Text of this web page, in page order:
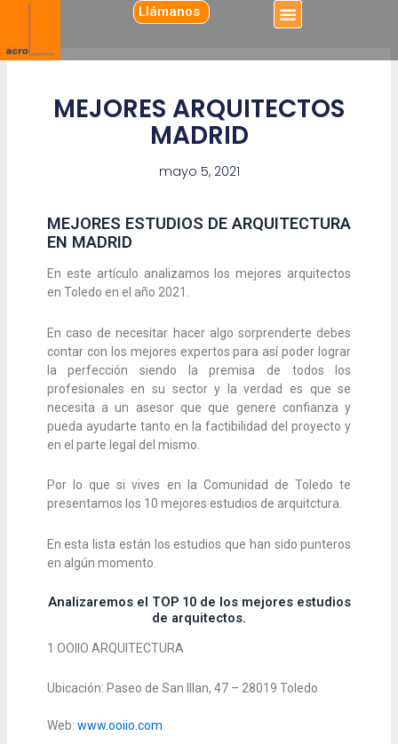
contenido
Llámanos Menú
MEJORES ARQUITECTOS
MADRID
mayo 5, 2021
MEJORES ESTUDIOS DE ARQUITECTURA
EN MADRID
En este artículo analizamos los mejores arquitectos
en Toledo en el año 2021.
En caso de necesitar hacer algo sorprenderte debes
contar con los mejores expertos para así poder lograr
la perfección siendo la premisa de todos los
profesionales en su sector y la verdad es que se
necesita a un asesor que que genere confianza y
pueda ayudarte tanto en la factibilidad del proyecto y
en el parte legal del mismo.
Por lo que si vives en la Comunidad de Toledo te
presentamos los 10 mejores estudios de arquitctura.
En esta lista están los estudios que han sido punteros
en algún momento.
Analizaremos el TOP 10 de los mejores estudios
de arquitectos.
1 OOIIO ARQUITECTURA
Ubicación: Paseo de San Illan, 47 – 28019 Toledo
Web: www.ooiio.com